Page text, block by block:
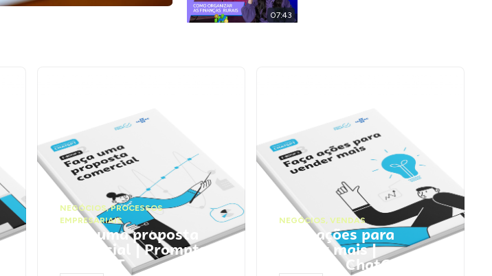
07:43
NEGÓCIOS,PROCESSOS
EMPRESARIAIS
Faça uma proposta
comercial | Prompts
ChatGPT
NEGÓCIOS, VENDAS
Faça ações para
vender mais |
Prompts ChatGPT